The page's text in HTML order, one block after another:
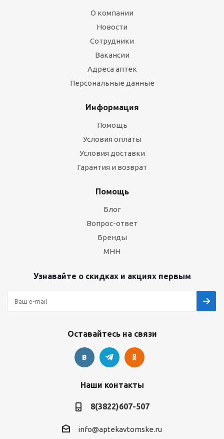
О компании
Новости
Сотрудники
Вакансии
Адреса аптек
Персональные данные
Информация
Помощь
Условия оплаты
Условия доставки
Гарантия и возврат
Помощь
Блог
Вопрос-ответ
Бренды
МНН
Узнавайте о скидках и акциях первым
Оставайтесь на связи
Наши контакты
8(3822)607-507
info@aptekavtomske.ru